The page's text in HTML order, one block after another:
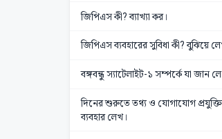
জিপিএস কী? ব্যাখ্যা কর।
জিপিএস ব্যবহারের সুবিধা কী? বুঝিয়ে
বঙ্গবন্ধু স্যাটেলাইট-১ সম্পর্কে যা জান
দিনের শুরুতে তথ্য ও যোগাযোগ
ব্যবহার লেখ।